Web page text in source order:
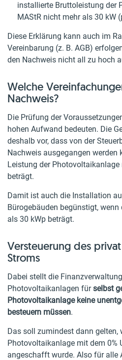
installierte Bruttoleistung der
MAStR nicht mehr als 30 kW
Diese Erklärung kann auch im
Vereinbarung (z. B. AGB)
den Nachweis nicht all zu hoch
Welche
Nachweis?
Die Prüfung der
hohen Aufwand bedeuten. Die
deshalb vor, dass von der
Nachweis ausgegangen werden
Leistung der
beträgt.
Damit ist auch die Installation
Bürogebäuden begünstigt,
als 30 kWp beträgt.
Versteuerung des
Stroms
Dabei stellt die
Photovoltaikanlagen fürselbst
Photovoltaikanlage keine
besteuern müssen.
Das soll zumindest dann gelten,
Photovoltaikanlage mit dem 0%
angeschafft wurde. Also für alle